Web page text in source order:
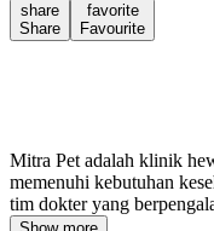
share
Share
favorite
Favourite
Mitra Pet adalah klinik
memenuhi kebutuhan
tim dokter yang